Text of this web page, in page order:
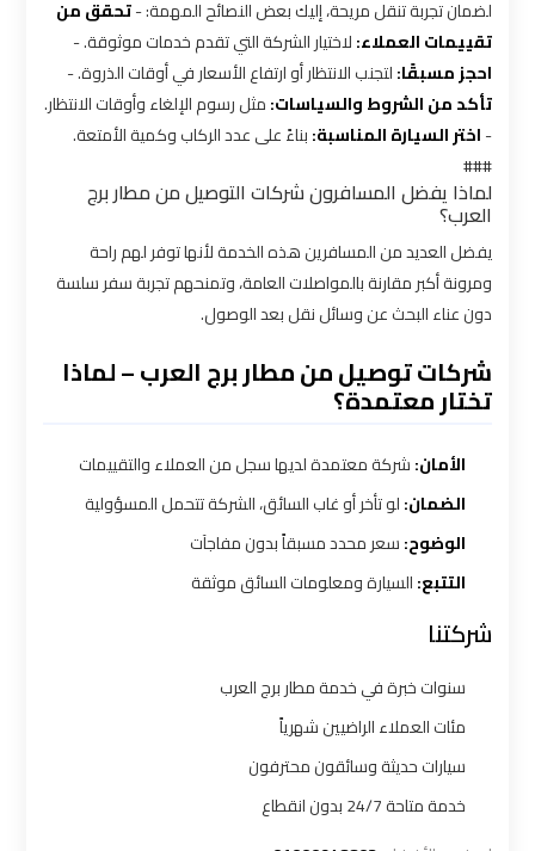
لضمان تجربة تنقل مريحة، إليك بعض النصائح المهمة: -تحقق من
تقييمات العملاء:لاختيار الشركة التي تقدم خدمات موثوقة. -
احجز مسبقًا:لتجنب الانتظار أو ارتفاع الأسعار في أوقات الذروة. -
تأكد من الشروط والسياسات:مثل رسوم الإلغاء وأوقات الانتظار.
-اختر السيارة المناسبة:بناءً على عدد الركاب وكمية الأمتعة.
###
لماذا يفضل المسافرون شركات التوصيل من مطار برج
العرب؟
يفضل العديد من المسافرين هذه الخدمة لأنها توفر لهم راحة
ومرونة أكبر مقارنة بالمواصلات العامة، وتمنحهم تجربة سفر سلسة
دون عناء البحث عن وسائل نقل بعد الوصول.
شركات توصيل من مطار برج العرب – لماذا
تختار معتمدة؟
الأمان:شركة معتمدة لديها سجل من العملاء والتقييمات
الضمان:لو تأخر أو غاب السائق، الشركة تتحمل المسؤولية
الوضوح:سعر محدد مسبقاً بدون مفاجآت
التتبع:السيارة ومعلومات السائق موثقة
شركتنا
سنوات خبرة في خدمة مطار برج العرب
مئات العملاء الراضيين شهرياً
سيارات حديثة وسائقون محترفون
خدمة متاحة 24/7 بدون انقطاع
ليموزين
بالقاهرة
شركات
ليموزين
القاهرة
شركة
ليموزين
القاهرة
ليموزين
اسكندرية